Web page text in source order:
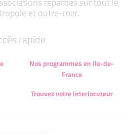
et outre-mer.
rapide
Nos programmes en Ile-de-
France
Trouvez votre interlocuteur